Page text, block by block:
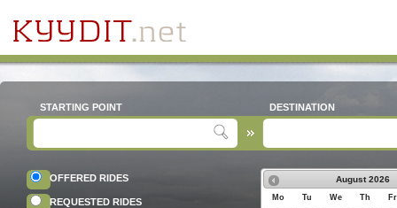
STARTING POINT DESTINATION
OFFERED RIDES
REQUESTED RIDES
August 2026
Mo Tu We Th
Fr